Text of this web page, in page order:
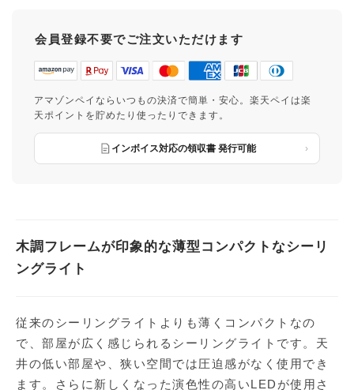
会員登録不要でご注文いただけます
アマゾンペイならいつもの決済で簡単・安心。楽天ペイは楽
天ポイントを貯めたり使ったりできます。
インボイス対応の領収書 発行可能
木調フレームが印象的な薄型コンパクトなシーリ
ングライト
従来のシーリングライトよりも薄くコンパクトなの
で、部屋が広く感じられるシーリングライトです。天
井の低い部屋や、狭い空間では圧迫感がなく使用でき
ます。さらに新しくなった演色性の高いLEDが使用さ